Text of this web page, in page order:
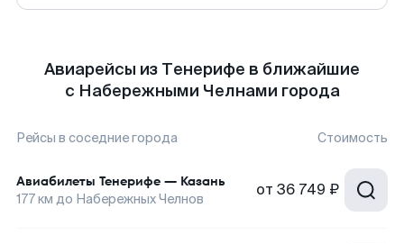
Авиарейсы из Тенерифе в ближайшие
с Набережными Челнами города
Рейсы в соседние города Стоимость
Авиабилеты Тенерифе — Казань
177км до Набережных Челнов от 36 749 ₽